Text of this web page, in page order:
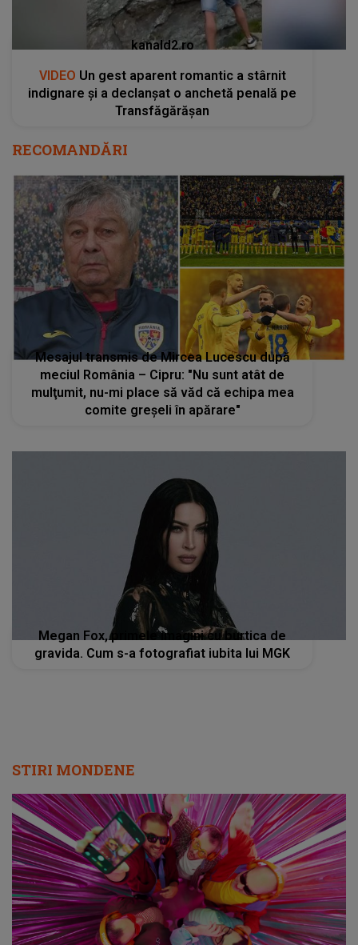
kanald2.ro
VIDEO Un gest aparent romantic a stârnit
indignare și a declanșat o anchetă penală pe
Transfăgărășan
RECOMANDĂRI
Mesajul transmis de Mircea Lucescu după
meciul România – Cipru: "Nu sunt atât de
mulţumit, nu-mi place să văd că echipa mea
comite greşeli în apărare"
Megan Fox, primele imagini cu burtica de
gravida. Cum s-a fotografiat iubita lui MGK
STIRI MONDENE